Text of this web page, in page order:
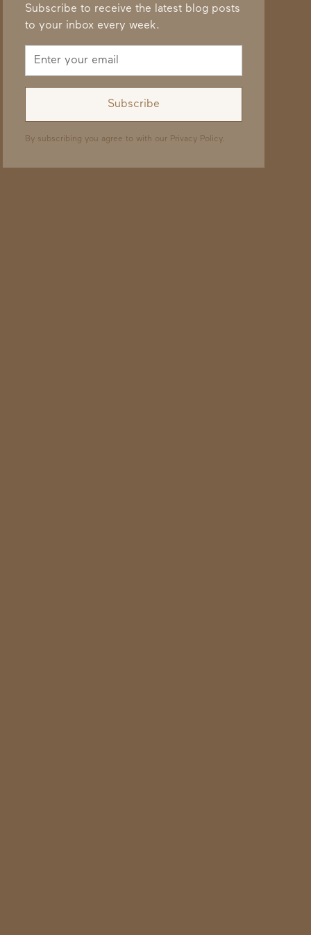
Subscribe to receive the latest blog posts
to your inbox every week.
By subscribing you agree to with our Privacy Policy.